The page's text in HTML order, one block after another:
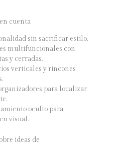
cuenta
sin sacrificar estilo.
multifuncionales con
y cerradas.
verticales y rincones
para localizar
oculto para
visual.
ideas de